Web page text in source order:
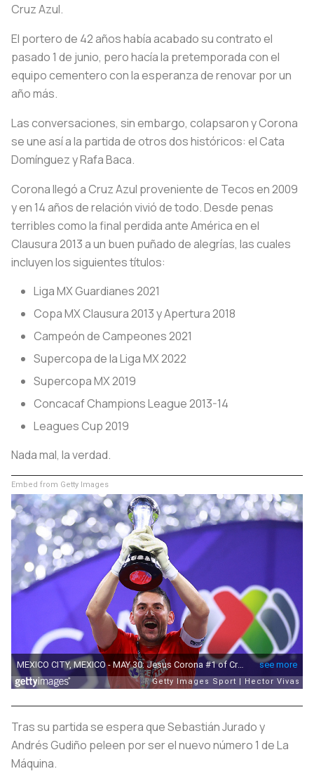
Cruz Azul.
El portero de 42 años había acabado su contrato el
pasado 1 de junio, pero hacía la pretemporada con el
equipo cementero con la esperanza de renovar por un
año más.
Las conversaciones, sin embargo, colapsaron y Corona
se une así a la partida de otros dos históricos: el Cata
Domínguez y Rafa Baca.
Corona llegó a Cruz Azul proveniente de Tecos en 2009
y en 14 años de relación vivió de todo. Desde penas
terribles como la final perdida ante América en el
Clausura 2013 a un buen puñado de alegrías, las cuales
incluyen los siguientes títulos:
Liga MX Guardianes 2021
Copa MX Clausura 2013 y Apertura 2018
Campeón de Campeones 2021
Supercopa de la Liga MX 2022
Supercopa MX 2019
Concacaf Champions League 2013-14
Leagues Cup 2019
Nada mal, la verdad.
Embed from Getty Images
Tras su partida se espera que Sebastián Jurado y
Andrés Gudiño peleen por ser el nuevo número 1 de La
Máquina.